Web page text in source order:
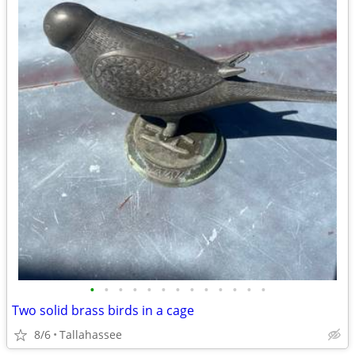
• • • • • • • • • • • • •
Two solid brass birds in a cage
8/6 Tallahassee